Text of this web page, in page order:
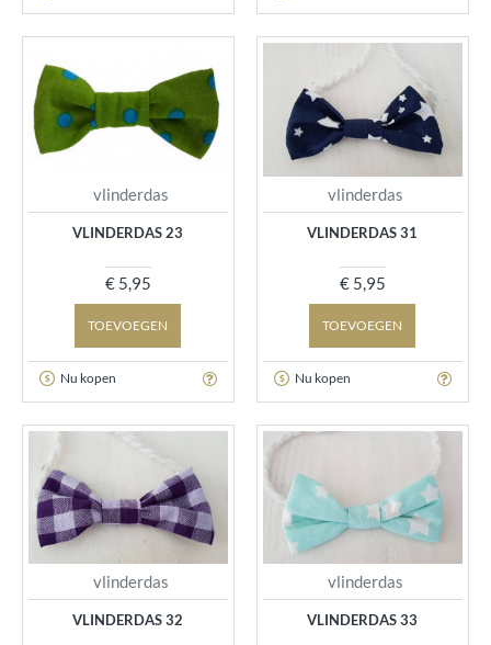
vlinderdas
VLINDERDAS 23
€ 5,95
TOEVOEGEN
Nu kopen
vlinderdas
VLINDERDAS 31
€ 5,95
TOEVOEGEN
Nu kopen
vlinderdas
VLINDERDAS 32
vlinderdas
VLINDERDAS 33